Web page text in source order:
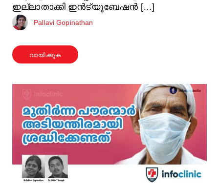
ഇല്ലാതാക്കി ഇൻട്യുബേഷൻ […]
Pallavi Gopinathan
വായിക്കുക